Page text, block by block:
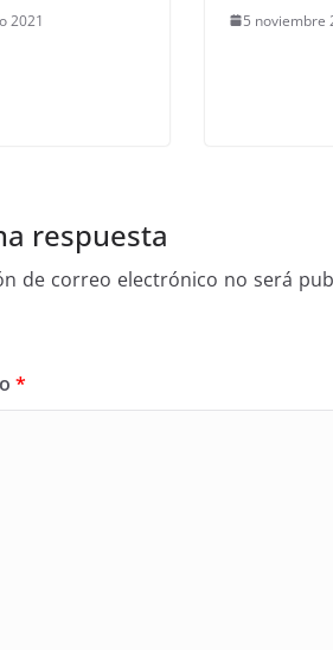
2021 5 noviembre
respuesta
de correo electrónico no será
*